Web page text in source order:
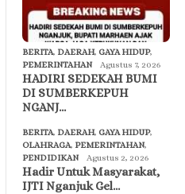
BERITA, DAERAH, GAYA HIDUP,
PEMERINTAHAN
Agustus 7, 2026
HADIRI SEDEKAH BUMI
DI SUMBERKEPUH
NGANJ…
BERITA, DAERAH, GAYA HIDUP,
OLAHRAGA, PEMERINTAHAN,
PENDIDIKAN
Agustus 2, 2026
Hadir Untuk Masyarakat,
IJTI Nganjuk Gel…